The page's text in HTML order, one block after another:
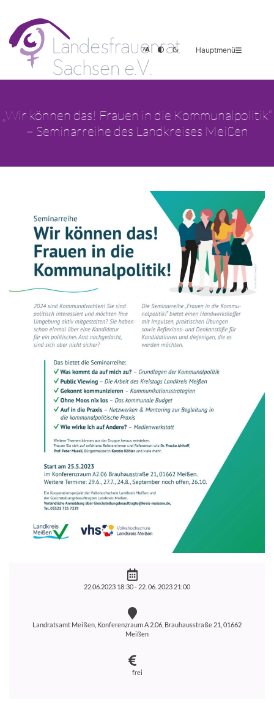
Hauptmenü
„Wir können das! Frauen in die Kommunalpolitik“
– Seminarreihe des Landkreises Meißen
22.06.2023 18:30 - 22. 06. 2023 21:00
Landratsamt Meißen, Konferenzraum A 2.06, Brauhausstraße 21, 01662
Meißen
frei